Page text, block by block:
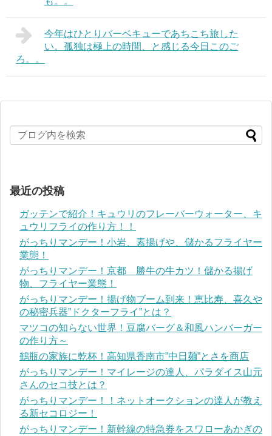
今年はひとりバーベキューであちこち旅した
い。孤独は極上の時間、と感じる今日このご
ろ。。
最近の投稿
ガッテンで紹介！キュウリのフレーバーウォーター、キ
ュウリフライの作り方！！
がっちりマンデー！小岩、素揚げや、儲かるフライヤー
業態！
がっちりマンデー！京都 勝牛の牛カツ！儲かる揚げ
物、フライヤー業態！
がっちりマンデー！揚げ物ブーム到来！恵比寿、喜久や
の秘密兵器”ドクターフライ”とは？
マツコの知らない世界！豆腐バーグ＆和風ハンバーガー
の作り方～
鶴瓶の家族に乾杯！高知県香南市”中日麺”とさを商店
がっちりマンデー！マイレージの達人、パラダイス山元
さんのセコ技とは？
がっちりマンデー！！ネットオークションの達人が教え
る新セコロジー！
がっちりマンデー！新幹線の特急券をスワローあかぎの